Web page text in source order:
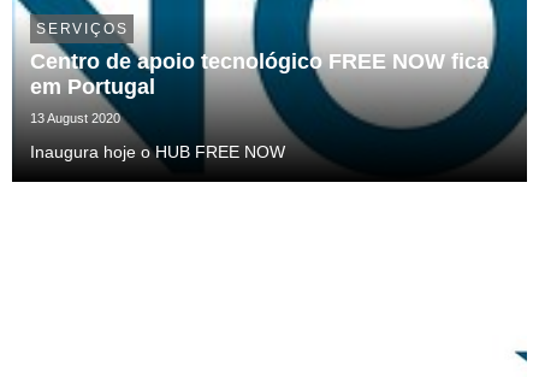
SERVIÇOS
Centro de apoio tecnológico FREE NOW fica
em Portugal
13 August 2020
Inaugura hoje o HUB FREE NOW